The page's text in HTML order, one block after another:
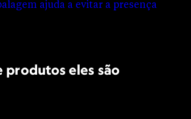
produtos eles são